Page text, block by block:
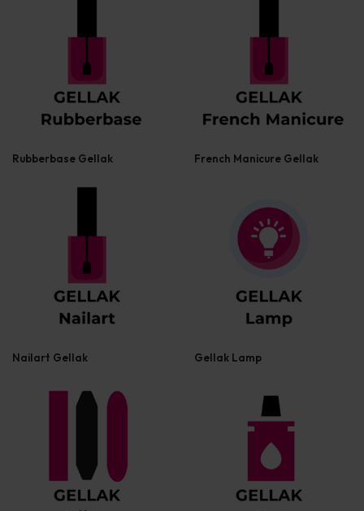
Rubberbase Gellak French Manicure Gellak
Nailart Gellak Gellak Lamp